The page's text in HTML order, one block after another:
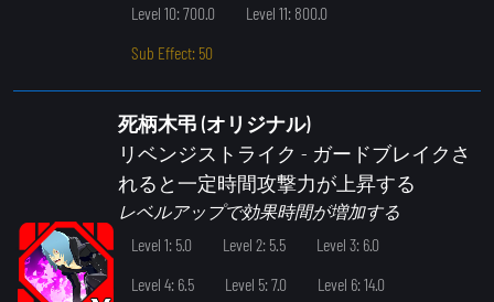
Level 10: 700.0
Level 11: 800.0
Sub Effect: 50
死柄木弔 (オリジナル)
リベンジストライク - ガードブレイクさ
れると一定時間攻撃力が上昇する
レベルアップで効果時間が増加する
Level 1: 5.0
Level 2: 5.5
Level 3: 6.0
Level 4: 6.5
Level 5: 7.0
Level 6: 14.0